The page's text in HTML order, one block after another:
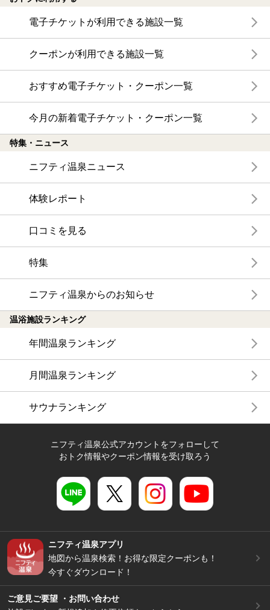
電子チケットが利用できる施設一覧
クーポンが利用できる施設一覧
おすすめ電子チケット・クーポン一覧
今月の新着電子チケット・クーポン一覧
特集・ニュース
ニフティ温泉ニュース
体験レポート
口コミを見る
特集
ニフティ温泉からのお知らせ
温浴施設ランキング
年間温泉ランキング
月間温泉ランキング
サウナランキング
ニフティ温泉公式アカウントをフォローして
おトク情報やクーポン情報を受け取ろう
ニフティ温泉アプリ
地図から温泉検索！お得な限定クーポンも！
今すぐダウンロード！
ご意見ご要望 ・お問い合わせ